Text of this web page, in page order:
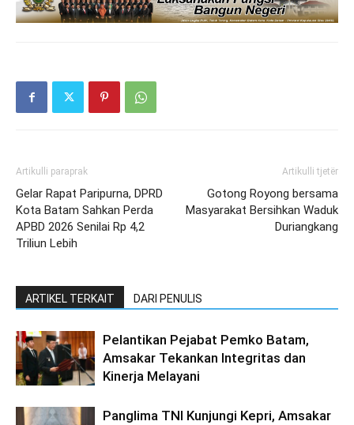
Artikulli paraprak
Gelar Rapat Paripurna, DPRD
Kota Batam Sahkan Perda
APBD 2026 Senilai Rp 4,2
Triliun Lebih
Artikulli tjetër
Gotong Royong bersama
Masyarakat Bersihkan Waduk
Duriangkang
ARTIKEL TERKAIT DARI PENULIS
Pelantikan Pejabat Pemko Batam,
Amsakar Tekankan Integritas dan
Kinerja Melayani
Panglima TNI Kunjungi Kepri, Amsakar